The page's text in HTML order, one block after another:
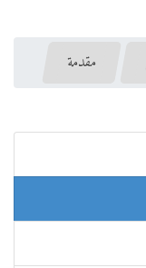
مقدمة